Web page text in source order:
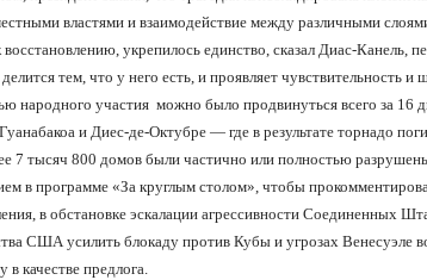
властями и взаимодействие между различными
укрепилось единство, сказал Диас-Канель,
тем, что у него есть, и проявляет чувствительность и
народного участия можно было продвинуться всего за 16
и Диес-де-Октубре — где в результате торнадо
7 тысяч 800 домов были частично или полностью
в программе «За круглым столом», чтобы
в обстановке эскалации агрессивности Соединенных
США усилить блокаду против Кубы и угрозах Венесуэле
качестве предлога.